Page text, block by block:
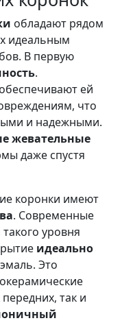
обладают рядом
идеальным
В первую
.
ей
что
и надежными.
жевательные
даже спустя
коронки имеют
. Современные
уровня
идеально
Это
так и